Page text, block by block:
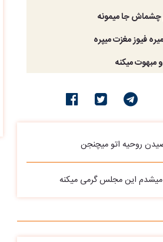
چشماش جا میمونه
فیوز مغزت میپره
مبهوت میکنه
روحیه اتو میچنجن
میشدم این مجلس گرمی میکنه